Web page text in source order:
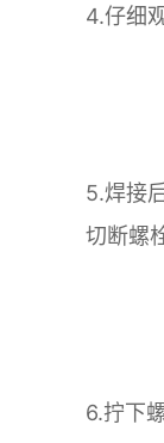
4.仔细
5.焊接
切断螺
6.拧下